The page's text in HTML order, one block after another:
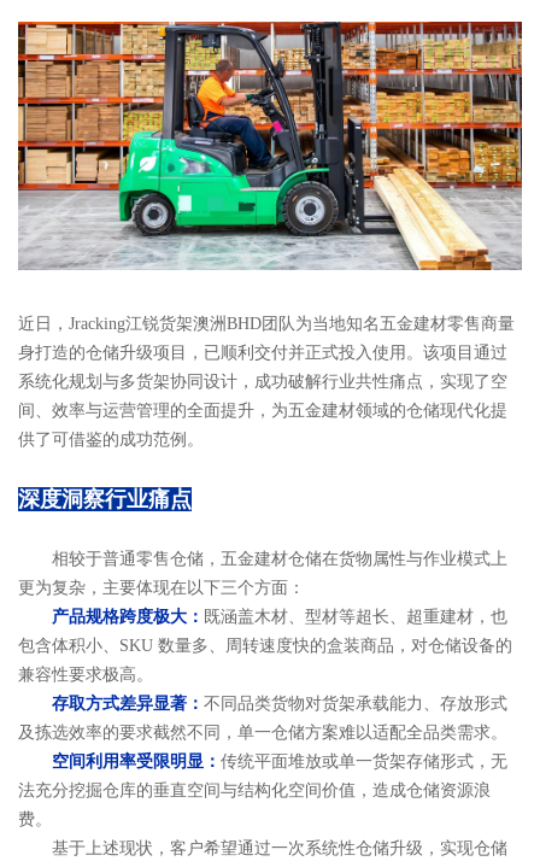
近日，Jracking江锐货架澳洲BHD团队为当地知名五金建材零售商量
身打造的仓储升级项目，已顺利交付并正式投入使用。该项目通过
系统化规划与多货架协同设计，成功破解行业共性痛点，实现了空
间、效率与运营管理的全面提升，为五金建材领域的仓储现代化提
供了可借鉴的成功范例。
深度洞察行业痛点
相较于普通零售仓储，五金建材仓储在货物属性与作业模式上
更为复杂，主要体现在以下三个方面：
产品规格跨度极大： 既涵盖木材、型材等超长、超重建材，也
包含体积小、SKU 数量多、周转速度快的盒装商品，对仓储设备的
兼容性要求极高。
存取方式差异显著： 不同品类货物对货架承载能力、存放形式
及拣选效率的要求截然不同，单一仓储方案难以适配全品类需求。
空间利用率受限明显： 传统平面堆放或单一货架存储形式，无
法充分挖掘仓库的垂直空间与结构化空间价值，造成仓储资源浪
费。
基于上述现状，客户希望通过一次系统性仓储升级，实现仓储